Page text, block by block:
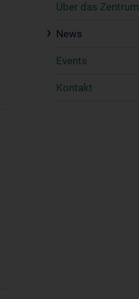
Über das Zentrum
News
Events
Kontakt